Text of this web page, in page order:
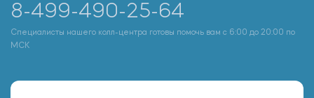
8-499-490-25-64
Специалисты нашего колл-центра готовы помочь вам с 6:00 до 20:00 по
МСК